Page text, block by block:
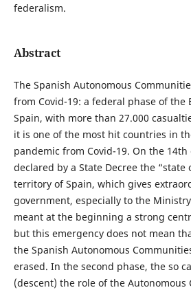
federalism.
Abstract
The Spanish Autonomous
from Covid-19: a federal phase of the
Spain, with more than 27.000
it is one of the most hit countries in
pandemic from Covid-19. On the
declared by a State Decree the
territory of Spain, which gives
government, especially to the
meant at the beginning a strong
but this emergency does not mean
the Spanish Autonomous
erased. In the second phase, the so
(descent) the role of the Autonomous